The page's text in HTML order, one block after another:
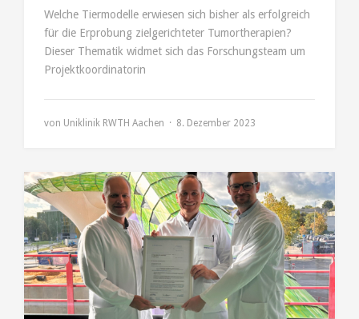
Welche Tiermodelle erwiesen sich bisher als erfolgreich
für die Erprobung zielgerichteter Tumortherapien?
Dieser Thematik widmet sich das Forschungsteam um
Projektkoordinatorin
von Uniklinik RWTH Aachen 8. Dezember 2023